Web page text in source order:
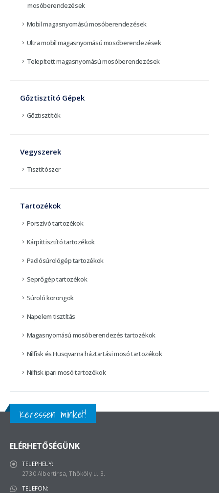
mosóberendezések
Mobil magasnyomású mosóberendezések
Ultra mobil magasnyomású mosóberendezések
Telepített magasnyomású mosóberendezések
Gőztisztító Gépek
Gőztisztítók
Vegyszerek
Tisztítószer
Tartozékok
Porszívó tartozékok
Kárpittisztító tartozékok
Padlósúrológép tartozékok
Seprőgép tartozékok
Súroló korongok
Napelem tisztítás
Magasnyomású mosóberendezés tartozékok
Nilfisk és Husqvarna háztartási mosó tartozékok
Nilfisk ipari mosó tartozékok
Keressen minket!
ELÉRHETŐSÉGÜNK
TELEPHELY:
2730 Albertirsa, Thököly u. 3.
TELEFON: